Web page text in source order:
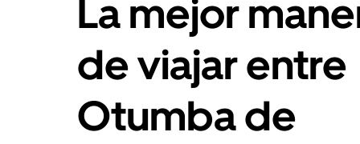
La mejor
de viajar entre
Otumba de